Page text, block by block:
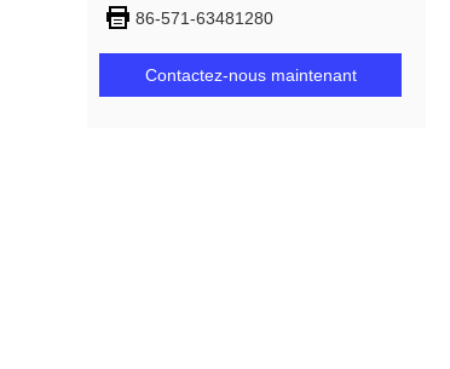
86-571-63481280
Contactez-nous maintenant